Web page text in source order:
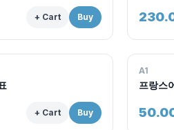
+ Cart Buy
+ Cart Buy
A1
프랑스